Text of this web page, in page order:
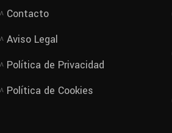
Contacto
Aviso Legal
Política de Privacidad
Política de Cookies